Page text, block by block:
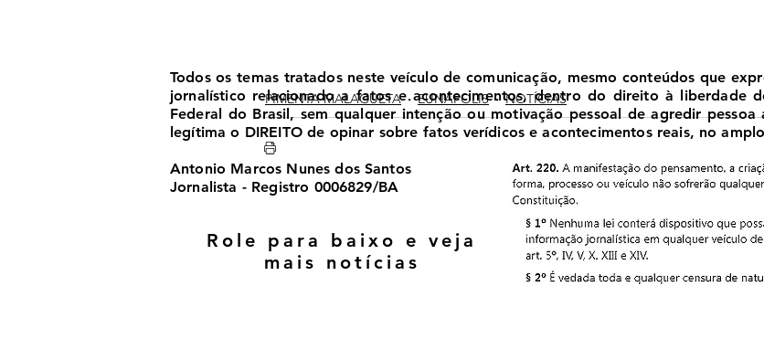
PIMENTA MALAGUETA EUNÁPOLIS NOTÍCIAS
Role para baixo e veja
mais notícias
Todos os temas tratados neste veículo de comunicação, mesmo conteúdos que
jornalístico relacionado a fatos e acontecimentos, dentro do direito à liberdade
Federal do Brasil, sem qualquer intenção ou motivação pessoal de agredir
legítima o DIREITO de opinar sobre fatos verídicos e acontecimentos reais, no
Antonio Marcos Nunes dos Santos
Jornalista - Registro 0006829/BA